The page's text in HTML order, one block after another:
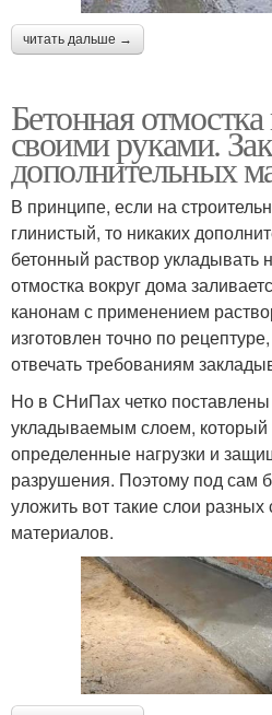
читать дальше →
Бетонная
своими руками.
дополнительных
В принципе, если на
глинистый, то никаких
бетонный раствор укладывать
отмостка вокруг дома
канонам с применением
изготовлен точно по
отвечать требованиям
Но в СНиПах четко
укладываемым слоем, который
определенные нагрузки и
разрушения. Поэтому под сам
уложить вот такие слои разных
материалов.